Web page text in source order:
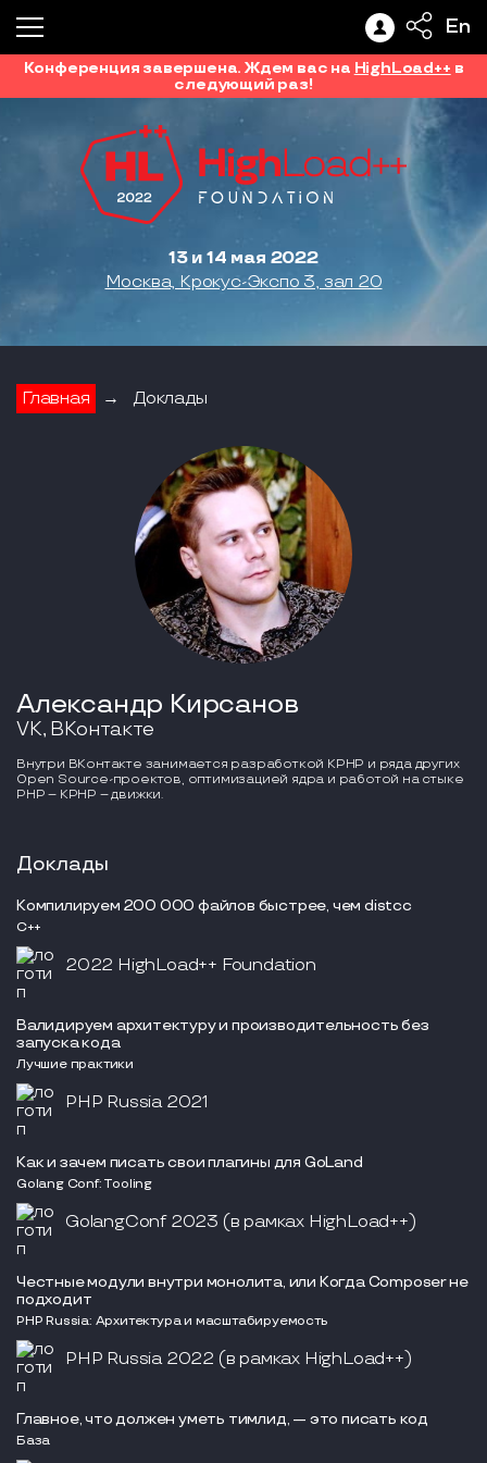
En
Конференция завершена. Ждем вас на HighLoad++ в
следующий раз!
13 и 14 мая 2022
Москва, Крокус-Экспо 3, зал 20
Главная → Доклады
Александр Кирсанов
VK, ВКонтакте
Внутри ВКонтакте занимается разработкой KPHP и ряда других
Open Source-проектов, оптимизацией ядра и работой на стыке
PHP – KPHP – движки.
Доклады
Компилируем 200 000 файлов быстрее, чем distcc
С++
2022 HighLoad++ Foundation
Валидируем архитектуру и производительность без
запуска кода
Лучшие практики
PHP Russia 2021
Как и зачем писать свои плагины для GoLand
Golang Conf: Tooling
GolangConf 2023 (в рамках HighLoad++)
Честные модули внутри монолита, или Когда Composer не
подходит
PHP Russia: Архитектура и масштабируемость
PHP Russia 2022 (в рамках HighLoad++)
Главное, что должен уметь тимлид, — это писать код
База